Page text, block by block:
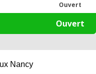
Ouvert
Ouvert
Nancy